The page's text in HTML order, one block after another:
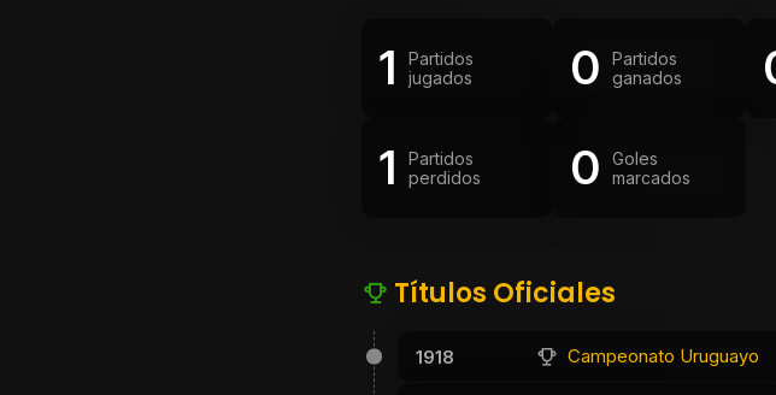
1
Partidos
jugados
0
Partidos
ganados
1
Partidos
perdidos
0
Goles
marcados
Títulos Oficiales
1918 Campeonato Uruguayo